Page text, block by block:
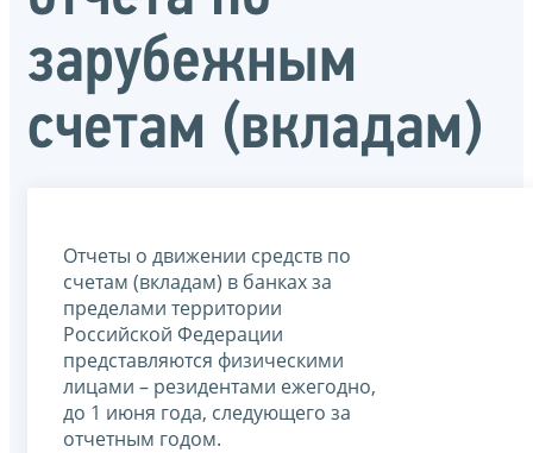
зарубежным
счетам (вкладам)
Отчеты о движении средств по
счетам (вкладам) в банках за
пределами территории
Российской Федерации
представляются физическими
лицами – резидентами ежегодно,
до 1 июня года, следующего за
отчетным годом.